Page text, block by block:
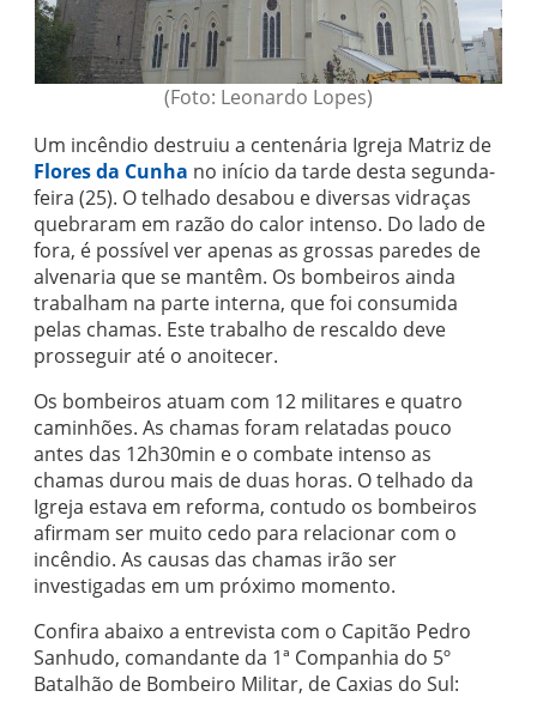
(Foto: Leonardo Lopes)
Um incêndio destruiu a centenária Igreja Matriz de
Flores da Cunha no início da tarde desta segunda-
feira (25). O telhado desabou e diversas vidraças
quebraram em razão do calor intenso. Do lado de
fora, é possível ver apenas as grossas paredes de
alvenaria que se mantêm. Os bombeiros ainda
trabalham na parte interna, que foi consumida
pelas chamas. Este trabalho de rescaldo deve
prosseguir até o anoitecer.
Os bombeiros atuam com 12 militares e quatro
caminhões. As chamas foram relatadas pouco
antes das 12h30min e o combate intenso as
chamas durou mais de duas horas. O telhado da
Igreja estava em reforma, contudo os bombeiros
afirmam ser muito cedo para relacionar com o
incêndio. As causas das chamas irão ser
investigadas em um próximo momento.
Confira abaixo a entrevista com o Capitão Pedro
Sanhudo, comandante da 1ª Companhia do 5º
Batalhão de Bombeiro Militar, de Caxias do Sul: